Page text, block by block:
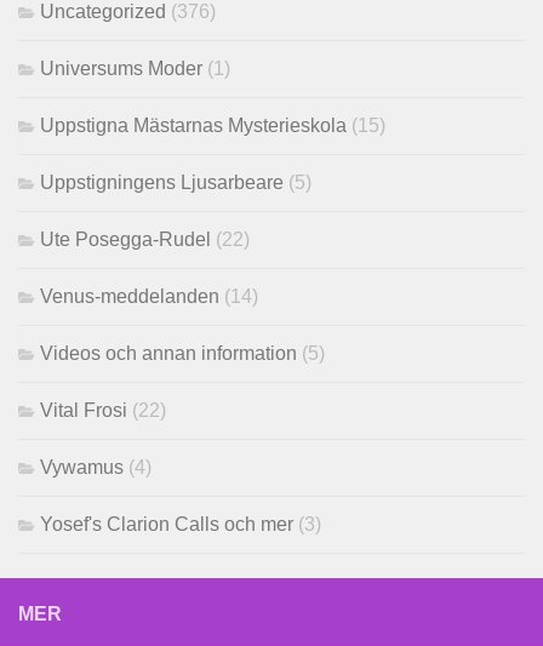
Uncategorized (376)
Universums Moder (1)
Uppstigna Mästarnas Mysterieskola (15)
Uppstigningens Ljusarbeare (5)
Ute Posegga-Rudel (22)
Venus-meddelanden (14)
Videos och annan information (5)
Vital Frosi (22)
Vywamus (4)
Yosef's Clarion Calls och mer (3)
MER